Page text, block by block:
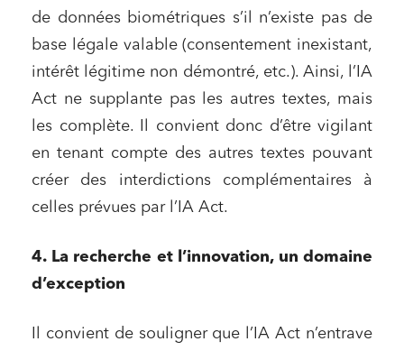
de données biométriques s’il n’existe pas de
base légale valable (consentement inexistant,
intérêt légitime non démontré, etc.). Ainsi, l’IA
Act ne supplante pas les autres textes, mais
les complète. Il convient donc d’être vigilant
en tenant compte des autres textes pouvant
créer des interdictions complémentaires à
celles prévues par l’IA Act.
4. La recherche et l’innovation, un domaine
d’exception
Il convient de souligner que l’IA Act n’entrave